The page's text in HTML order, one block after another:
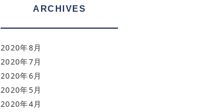
ARCHIVES
2020年8月
2020年7月
2020年6月
2020年5月
2020年4月